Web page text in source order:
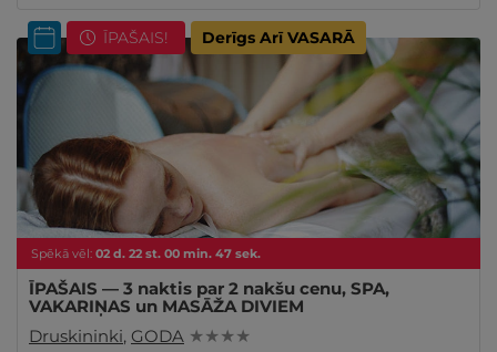
Spēkā vēl: 02 d. 22 st. 00 min. 46 sek.
ĪPAŠAIS! Derīgs Arī VASARĀ
ĪPAŠAIS — 3 naktis par 2 nakšu cenu, SPA,
VAKARIŅAS un MASĀŽA DIVIEM
Druskininki, GODA ★ ★ ★ ★